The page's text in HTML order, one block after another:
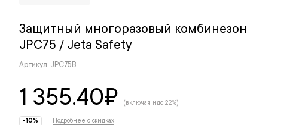
Защитный многоразовый комбинезон
JPC75 / Jeta Safety
Артикул: JPC75B
1 355.40₽ (включая ндс 22%)
-10% Подробнее о скидках